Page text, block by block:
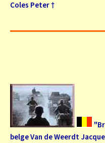
Coles Peter †
belge Van de Weerdt